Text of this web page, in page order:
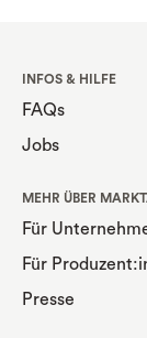
INFOS & HILFE
FAQs
Jobs
MEHR ÜBER
Für
Für
Presse